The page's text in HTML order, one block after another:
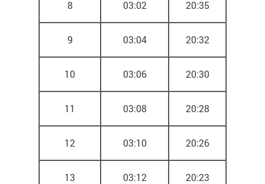
8 03:02 20:35
9 03:04 20:32
10 03:06 20:30
11 03:08 20:28
12 03:10 20:26
13 03:12 20:23